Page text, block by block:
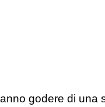
godere di una